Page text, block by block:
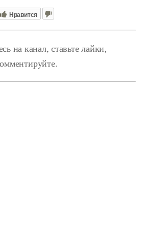
Нравится
на канал, ставьте лайки,